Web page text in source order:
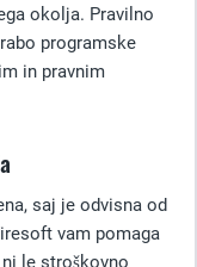
okolja. Pravilno
programske
in pravnim
saj je odvisna od
vam pomaga
le stroškovno